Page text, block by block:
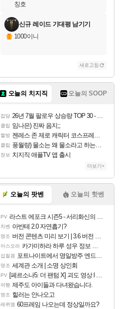
칭호
신규 레이드 기대평 남기기
1000이니
새로고침
오늘의 치지직 오늘의 SOOP
잡담 26년 7월 팔로우 상승량 TOP 30 - 월간 치지직
클립 임나은) 진짜 음지;;
짤방 젠레스 존 제로 캐릭터 코스프레한 꽁주
클립 풍월량) 물소는 왜 물소라고 하는거야? 아! 그만 ㅋㅋ 알았어 ㅋㅋ
정보 치지직 애플TV 앱 출시
더보기+
오늘의 팟벤 오늘의 핫벤
PV 라스트 에포크 시즌5 - 서리화신의 분노 티저
차벤 아반테 2.0 자연흡기?
명조 버전 콘텐츠 미리 보기 | 3.6 버전 「신기루 속 등불 그림자, 속세에 깃든 검의 결심」이 8월 20일에 업데이트됩니다!
아스오라 카가미하라 하루 성우 정보 및 주요 필모
섭컬겜 포트나이트에서 명일방주 엔드필드 [펠리카] 판매 예정
명조 세계관 소개 | 소명 상인회
PV [페르소나5: 더 팬텀 X] 괴도 영상 l 타카마키 안·댄싱 스타
여행 제주도 아이들과 다녀왔습니다.
명조 힐러는 안나오고
레퀴엠 60프레임 나오는데 정상일까요?